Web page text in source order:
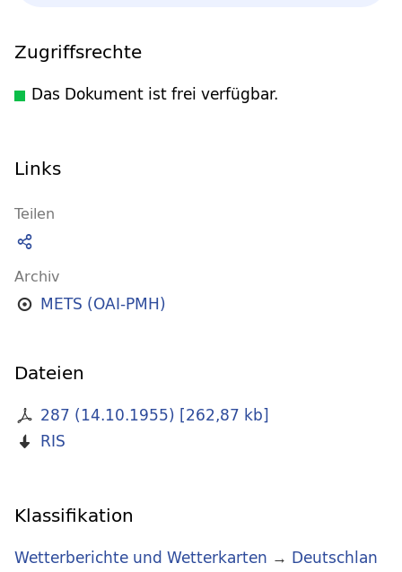
Zugriffsrechte
Das Dokument ist frei verfügbar.
Links
Teilen
Archiv
METS (OAI-PMH)
Dateien
287 (14.10.1955) [262,87 kb]
RIS
Klassifikation
Wetterberichte und Wetterkarten → Deutschlan